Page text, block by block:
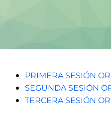
PRIMERA SESIÓN
SEGUNDA SESIÓN
TERCERA SESIÓN